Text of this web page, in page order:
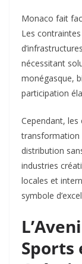
Monaco fait
Les
nécessitant
monégasque,
participation
Cependant,
transformation
distribution
industries
locales et
symbole
Sports